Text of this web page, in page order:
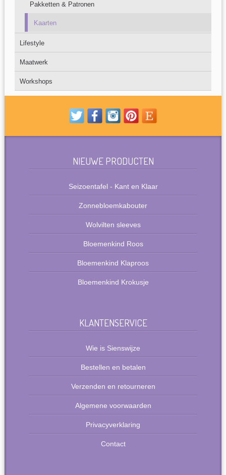
Pakketten & Patronen
Kaarten
Lifestyle
Maatwerk
Workshops
NIEUWE PRODUCTEN
Seizoentafel - Kant en Klaar
Zonnebloemkabouter
Wolvilten sleeves
Bloemenkind Roos
Bloemenkind Klaproos
Bloemenkind Krokusje
KLANTENSERVICE
Wie is Sienswijze
Bestellen en betalen
Verzenden en retourneren
Algemene voorwaarden
Privacyverklaring
Contact